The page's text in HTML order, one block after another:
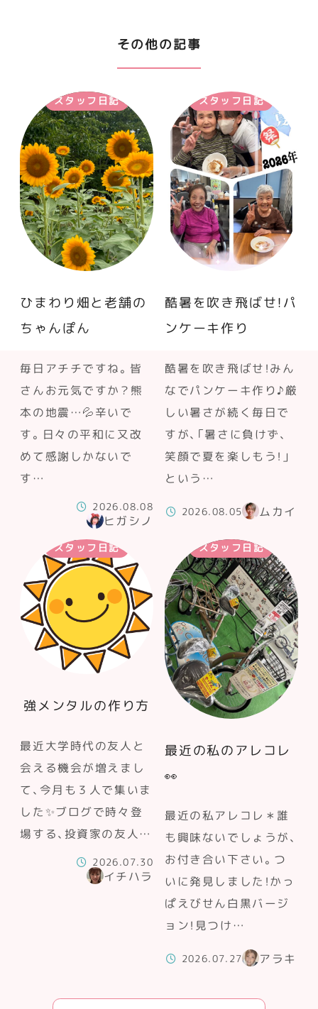
その他の記事
スタッフ日記
ひまわり畑と老舗の
ちゃんぽん
毎日アチチですね。皆
さんお元気ですか？熊
本の地震…💦辛いで
す。日々の平和に又改
めて感謝しかないで
す…
2026.08.08
ヒガシノ
スタッフ日記
酷暑を吹き飛ばせ！パ
ンケーキ作り
酷暑を吹き飛ばせ！みん
なでパンケーキ作り♪厳
しい暑さが続く毎日で
すが、「暑さに負けず、
笑顔で夏を楽しもう！」
という…
2026.08.05 ムカイ
スタッフ日記
強メンタルの作り方
最近大学時代の友人と
会える機会が増えまし
て、今月も３人で集いま
した✨ブログで時々登
場する、投資家の友人…
2026.07.30
イチハラ
スタッフ日記
最近の私のアレコレ
👀
最近の私アレコレ＊誰
も興味ないでしょうが、
お付き合い下さい。つ
いに発見しました！かっ
ぱえびせん白黒バージ
ョン！見つけ…
2026.07.27 アラキ